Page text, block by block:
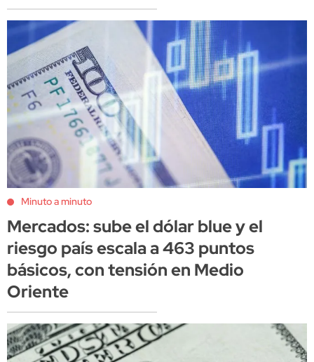
Minuto a minuto
Mercados: sube el dólar blue y el
riesgo país escala a 463 puntos
básicos, con tensión en Medio
Oriente